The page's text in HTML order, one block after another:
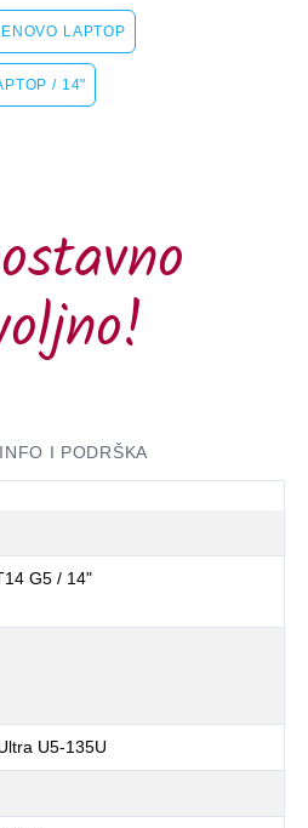
LAPTOP
/ 14"
INFO I PODRŠKA
G5 / 14"
U5-135U